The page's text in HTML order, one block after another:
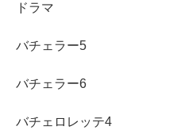
ドラマ
バチェラー5
バチェラー6
バチェロレッテ4